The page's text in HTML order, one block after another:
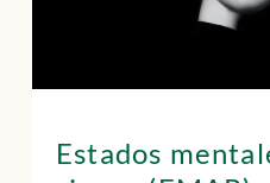
Estados